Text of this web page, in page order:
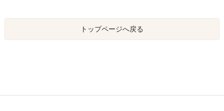
トップページへ戻る